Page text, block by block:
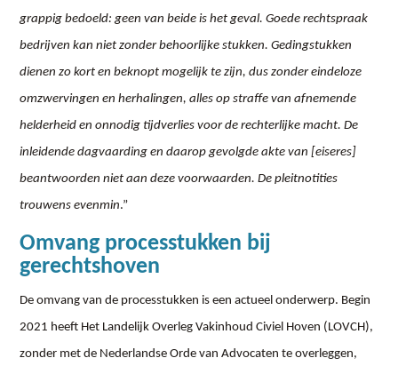
grappig bedoeld: geen van beide is het geval. Goede rechtspraak
bedrijven kan niet zonder behoorlijke stukken. Gedingstukken
dienen zo kort en beknopt mogelijk te zijn, dus zonder eindeloze
omzwervingen en herhalingen, alles op straffe van afnemende
helderheid en onnodig tijdverlies voor de rechterlijke macht. De
inleidende dagvaarding en daarop gevolgde akte van [eiseres]
beantwoorden niet aan deze voorwaarden. De pleitnotities
trouwens evenmin.”
Omvang processtukken bij
gerechtshoven
De omvang van de processtukken is een actueel onderwerp. Begin
2021 heeft Het Landelijk Overleg Vakinhoud Civiel Hoven (LOVCH),
zonder met de Nederlandse Orde van Advocaten te overleggen,